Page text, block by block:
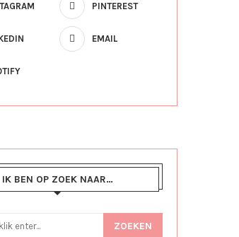
PINTEREST
EMAIL
IK BEN OP ZOEK NAAR…
ZOEKEN